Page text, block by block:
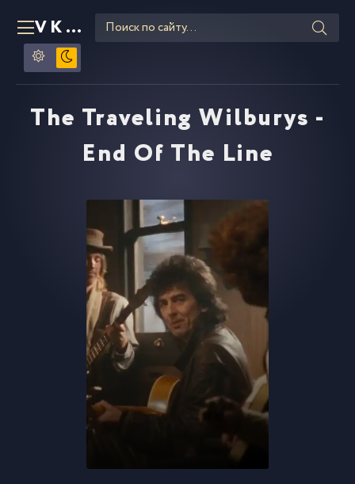
VKLIPE RU
The Traveling Wilburys -
End Of The Line